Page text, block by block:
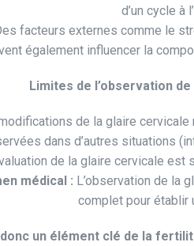
d’un cycle à
facteurs externes comme le
également influencer la
Limites de l’observation
de la glaire
dans d’autres situations
de la glaire cervicale est
médical : L’observation de la
complet pour établir
un élément clé de la